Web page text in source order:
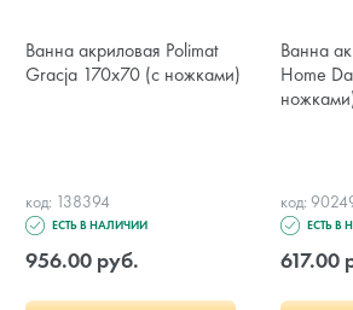
Ванна акриловая Polimat
Gracja 170x70 (с ножками)
код: 138394
ЕСТЬ В НАЛИЧИИ
956.00 руб.
Ванна
Home
код:
ЕСТЬ В
617.00